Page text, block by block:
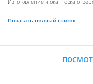
Изготовление и окантовка
Показать полный список